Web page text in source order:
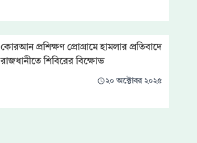
কোরআন প্রশিক্ষণ প্রোগ্রামে হামলার প্রতিবাদে
রাজধানীতে শিবিরের বিক্ষোভ
২০ অক্টোবর ২০২৫